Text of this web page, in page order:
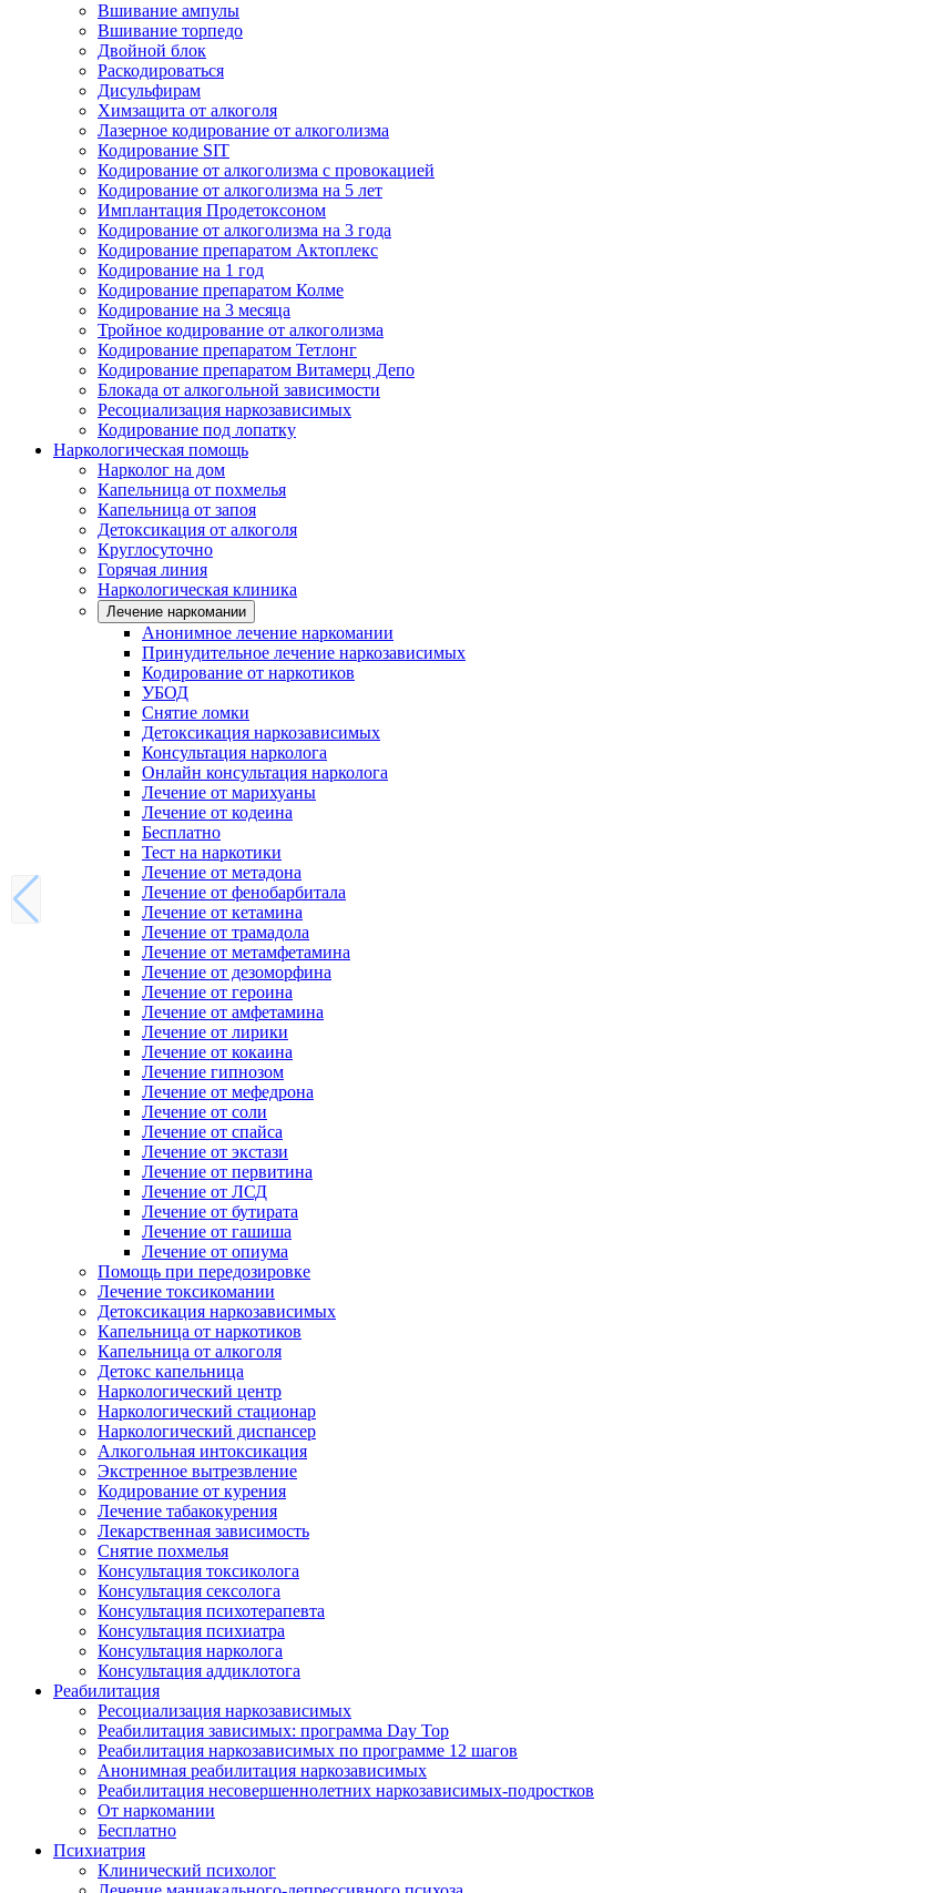
Вшивание ампулы
Вшивание торпедо
Двойной блок
Раскодироваться
Дисульфирам
Химзащита от алкоголя
Лазерное кодирование от алкоголизма
Кодирование SIT
Кодирование от алкоголизма с провокацией
Кодирование от алкоголизма на 5 лет
Имплантация Продетоксоном
Кодирование от алкоголизма на 3 года
Кодирование препаратом Актоплекс
Кодирование на 1 год
Кодирование препаратом Колме
Кодирование на 3 месяца
Тройное кодирование от алкоголизма
Кодирование препаратом Тетлонг
Кодирование препаратом Витамерц Депо
Блокада от алкогольной зависимости
Ресоциализация наркозависимых
Кодирование под лопатку
Наркологическая помощь
Нарколог на дом
Капельница от похмелья
Капельница от запоя
Детоксикация от алкоголя
Круглосуточно
Горячая линия
Наркологическая клиника
Лечение наркомании
Анонимное лечение наркомании
Принудительное лечение наркозависимых
Кодирование от наркотиков
УБОД
Снятие ломки
Детоксикация наркозависимых
Консультация нарколога
Онлайн консультация нарколога
Лечение от марихуаны
Лечение от кодеина
Бесплатно
Тест на наркотики
Лечение от метадона
Лечение от фенобарбитала
Лечение от кетамина
Лечение от трамадола
Лечение от метамфетамина
Лечение от дезоморфина
Лечение от героина
Лечение от амфетамина
Лечение от лирики
Лечение от кокаина
Лечение гипнозом
Лечение от мефедрона
Лечение от соли
Лечение от спайса
Лечение от экстази
Лечение от первитина
Лечение от ЛСД
Лечение от бутирата
Лечение от гашиша
Лечение от опиума
Помощь при передозировке
Лечение токсикомании
Детоксикация наркозависимых
Капельница от наркотиков
Капельница от алкоголя
Детокс капельница
Наркологический центр
Наркологический стационар
Наркологический диспансер
Алкогольная интоксикация
Экстренное вытрезвление
Кодирование от курения
Лечение табакокурения
Лекарственная зависимость
Снятие похмелья
Консультация токсиколога
Консультация сексолога
Консультация психотерапевта
Консультация психиатра
Консультация нарколога
Консультация аддиклотога
Реабилитация
Ресоциализация наркозависимых
Реабилитация зависимых: программа Day Top
Реабилитация наркозависимых по программе 12 шагов
Анонимная реабилитация наркозависимых
Реабилитация несовершеннолетних наркозависимых-подростков
От наркомании
Бесплатно
Психиатрия
Клинический психолог